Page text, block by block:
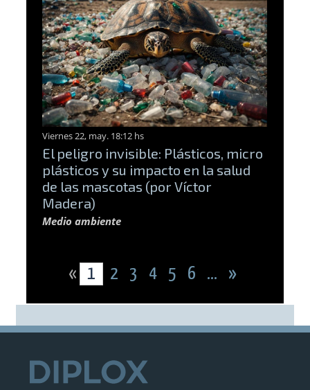
Viernes 22, may. 18:12 hs
El peligro invisible: Plásticos, micro
plásticos y su impacto en la salud
de las mascotas (por Víctor
Madera)
Medio ambiente
« 1 2 3 4 5 6 ... »